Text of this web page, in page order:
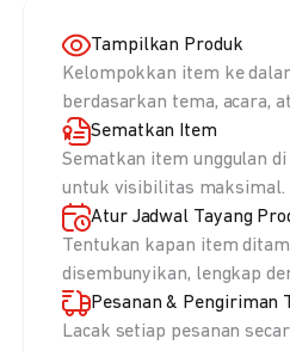
Tampilkan Produk
Kelompokkan item ke
berdasarkan tema, acara,
Sematkan Item
Sematkan item unggulan
untuk visibilitas maksimal.
Atur Jadwal Tayang
Tentukan kapan item
disembunyikan, lengkap
Pesanan & Pengiriman
Lacak setiap pesanan